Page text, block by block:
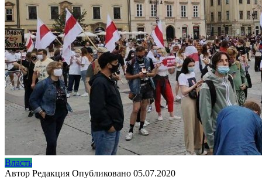
Власть
Автор Редакция Опубликовано 05.07.2020